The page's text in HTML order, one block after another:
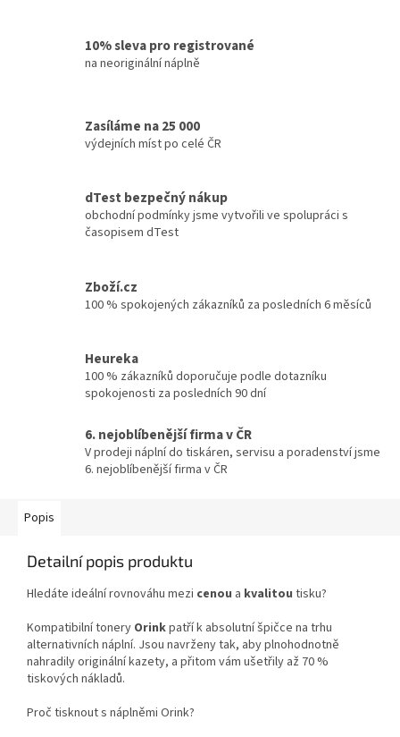
10% sleva pro registrované
na neoriginální náplně
Zasíláme na 25 000
výdejních míst po celé ČR
dTest bezpečný nákup
obchodní podmínky jsme vytvořili ve spolupráci s
časopisem dTest
Zboží.cz
100 % spokojených zákazníků za posledních 6 měsíců
Heureka
100 % zákazníků doporučuje podle dotazníku
spokojenosti za posledních 90 dní
6. nejoblíbenější firma v ČR
V prodeji náplní do tiskáren, servisu a poradenství jsme
6. nejoblíbenější firma v ČR
Popis
Detailní popis produktu
Hledáte ideální rovnováhu mezi cenou a kvalitou tisku?
Kompatibilní tonery Orinkpatří k absolutní špičce na trhu
alternativních náplní. Jsou navrženy tak, aby plnohodnotně
nahradily originální kazety, a přitom vám ušetřily až 70 %
tiskových nákladů.
Proč tisknout s náplněmi Orink?